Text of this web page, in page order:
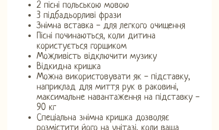
2 пісні польською мовою
3 підбадьорливі фрази
Знімна вставка - для легкого очищення
Пісні починаються, коли дитина
користується горщиком
Можливість відключити музику
Відкидна кришка
Можна використовувати як - підставку,
наприклад для миття рук в раковині,
максимальне навантаження на підставку -
90 кг
Спеціальна знімна кришка дозволяє